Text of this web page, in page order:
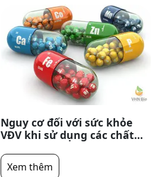
Nguy cơ đối với sức khỏe
VĐV khi sử dụng các chất
Doping
Xem thêm